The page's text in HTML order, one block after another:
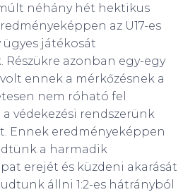
néhány hét hektikus
az U17-es
játékosát
Részükre azonban egy-egy
ennek a mérkőzésnek a
nem róható fel
védekezési rendszerünk
Ennek eredményeképpen
a harmadik
erejét és küzdeni akarását
állni 1:2-es hátrányból